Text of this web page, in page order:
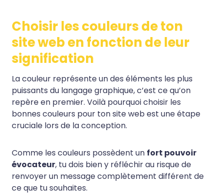
Choisir les couleurs de ton
site web en fonction de leur
signification
La couleur représente un des éléments les plus
puissants du langage graphique, c’est ce qu’on
repère en premier. Voilà pourquoi choisir les
bonnes couleurs pour ton site web est une étape
cruciale lors de la conception.
Comme les couleurs possèdent un fort pouvoir
évocateur, tu dois bien y réfléchir au risque de
renvoyer un message complètement différent de
ce que tu souhaites.